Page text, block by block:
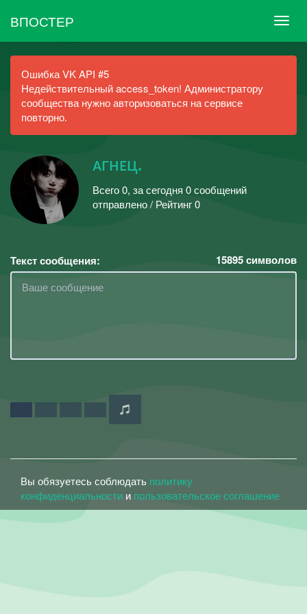
ВПОСТЕР
Ошибка VK API #5
Недействительный access_token! Администратору
сообщества нужно авторизоваться на сервисе
повторно.
ᴀгнᴇц.
Всего 0, за сегодня 0 сообщений
отправлено / Рейтинг 0
Текст сообщения: 15895символов
Вы обязуетесь соблюдать политику
конфиденциальности и пользовательское соглашение